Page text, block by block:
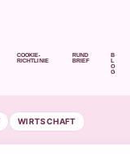
COOKIE-
RICHTLINIE
RUND
BRIEF
B
O
G
WIRTSCHAFT